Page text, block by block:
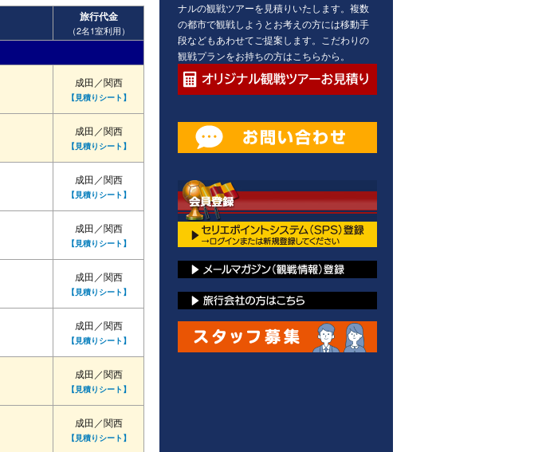
旅行代金
（2名1室利用）
成田／関西
【見積りシート】
成田／関西
【見積りシート】
成田／関西
【見積りシート】
成田／関西
【見積りシート】
成田／関西
【見積りシート】
成田／関西
【見積りシート】
成田／関西
【見積りシート】
成田／関西
【見積りシート】
ナルの観戦ツアーを見積りいたします。複数
の都市で観戦しようとお考えの方には移動手
段などもあわせてご提案します。こだわりの
観戦プランをお持ちの方はこちらから。